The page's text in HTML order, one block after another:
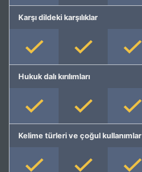
Karşı dildeki karşılıklar
Hukuk dalı kırılımları
Kelime türleri ve çoğul kullanımlar